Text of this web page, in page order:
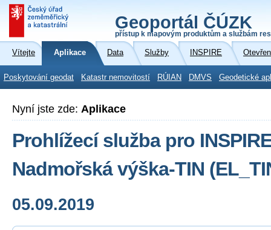
Geoportál ČÚZK
přístup k mapovým produktům a službám
Vítejte Aplikace Data Služby INSPIRE
Poskytování geodat Katastr nemovitostí RÚIAN DMVS Geodetické
Nyní jste zde: Aplikace
Prohlížecí služba pro
Nadmořská výška-TIN
05.09.2019